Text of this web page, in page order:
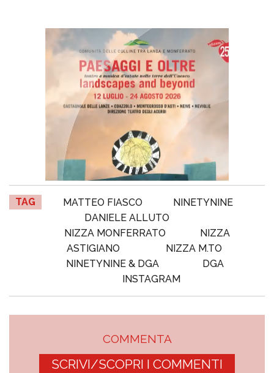
TAG MATTEO FIASCO
NINETYNINE
DANIELE ALLUTO
NIZZA MONFERRATO
NIZZA
ASTIGIANO
NIZZA M.TO
NINETYNINE & DGA
DGA
INSTAGRAM
COMMENTA
SCRIVI/SCOPRI I COMMENTI